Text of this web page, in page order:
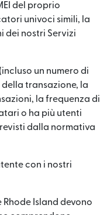
del proprio
univoci simili, la
dei nostri Servizi
un numero di
transazione, la
la frequenza di
o ha più utenti
dalla normativa
con i nostri
Rhode Island devono